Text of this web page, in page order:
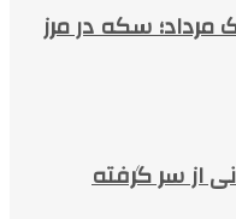
سکه در مرز
از سر گرفته